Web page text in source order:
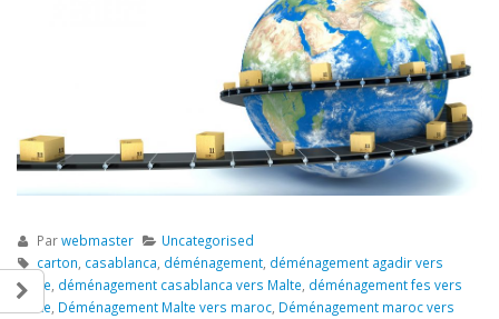
Parwebmaster
Uncategorised
carton, casablanca, déménagement, déménagement agadir vers
Malte, déménagement casablanca vers Malte, déménagement fes vers
Malte, Déménagement Malte vers maroc, Déménagement maroc vers